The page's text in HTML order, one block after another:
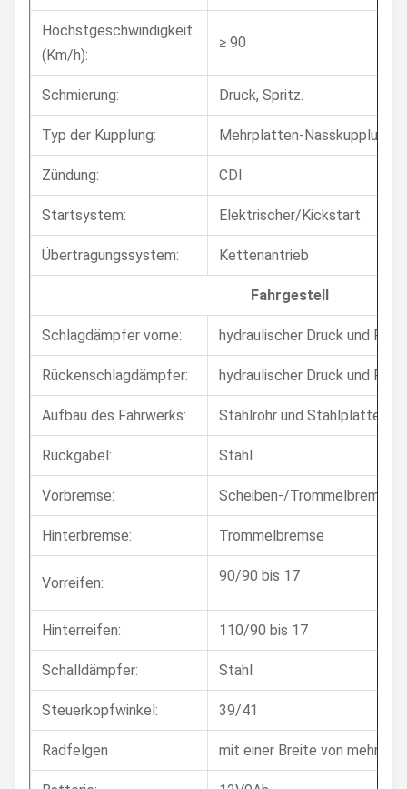
Höchstgeschwindigkeit
(Km/h):
≥ 90
Schmierung: Druck, Spritz.
Typ der Kupplung: Mehrplatten-Nasskupplung
Zündung: CDI
Startsystem: Elektrischer/Kickstart
Übertragungssystem: Kettenantrieb
Fahrgestell
Schlagdämpfer vorne: hydraulischer Druck und
Rückenschlagdämpfer: hydraulischer Druck und
Aufbau des Fahrwerks: Stahlrohr und
Rückgabel: Stahl
Vorbremse: Scheiben-/Trommelbremse
Hinterbremse: Trommelbremse
Vorreifen: 90/90 bis 17
Hinterreifen: 110/90 bis 17
Schalldämpfer: Stahl
Steuerkopfwinkel: 39/41
Radfelgen mit einer Breite von mehr als